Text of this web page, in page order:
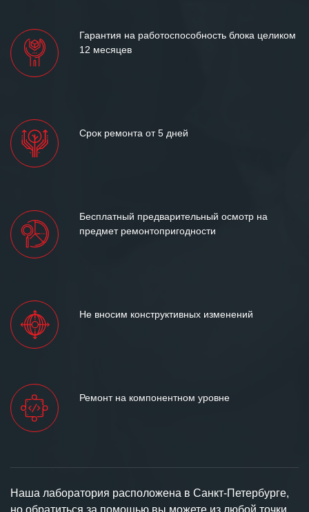
Гарантия на работоспособность блока целиком
12 месяцев
Срок ремонта от 5 дней
Бесплатный предварительный осмотр на
предмет ремонтопригодности
Не вносим конструктивных изменений
Ремонт на компонентном уровне
Наша лаборатория расположена в Санкт-Петербурге,
но обратиться за помощью вы можете из любой точки